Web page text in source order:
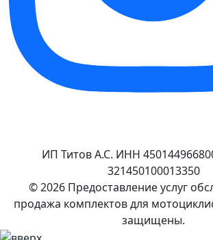
ИП Титов А.С. ИНН
321450100013350
© 2026 Предоставление услуг
продажа комплектов для
защищены.